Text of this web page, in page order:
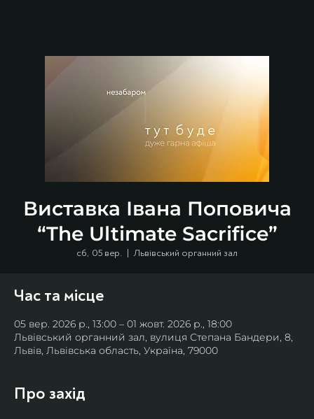
Виставка Івана Поповича
“The Ultimate Sacrifice”
сб, 05 вер.
  |
Львівський органний зал
Час та місце
05 вер. 2026 р., 13:00 – 01 жовт. 2026 р., 18:00
Львівський органний зал, вулиця Степана Бандери, 8,
Львів, Львівська область, Україна, 79000
Про захід